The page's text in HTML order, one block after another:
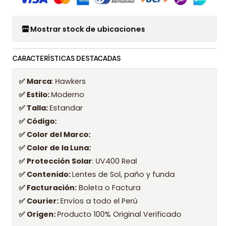
Mostrar stock de ubicaciones
CARACTERÍSTICAS DESTACADAS
✅ Marca: Hawkers
✅ Estilo:Moderno
✅ Talla:Estandar
✅ Código:
✅ Color del Marco:
✅ Color de la Luna:
✅ Protección Solar: UV400 Real
✅ Contenido:Lentes de Sol, paño y funda
✅ Facturación: Boleta o Factura
✅ Courier:Envíos a todo el Perú
✅ Origen:Producto 100% Original Verificado